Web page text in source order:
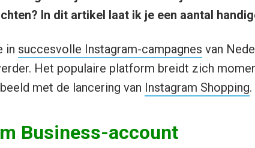
In dit artikel laat ik je een aantal
in succesvolle Instagram-campagnes van
Het populaire platform breidt zich
met de lancering van Instagram Shopping.
Business-account